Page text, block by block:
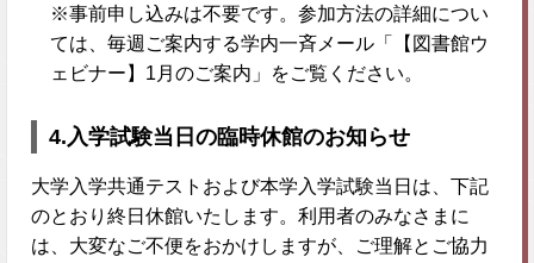
※事前申し込みは不要です。参加方法の詳細につい
ては、毎週ご案内する学内一斉メール「【図書館ウ
ェビナー】1月のご案内」をご覧ください。
4.入学試験当日の臨時休館のお知らせ
大学入学共通テストおよび本学入学試験当日は、下記
のとおり終日休館いたします。利用者のみなさまに
は、大変なご不便をおかけしますが、ご理解とご協力